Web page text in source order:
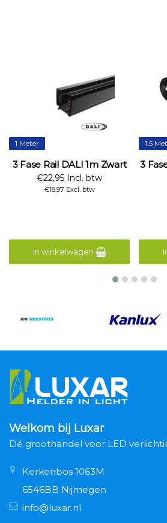
1 Meter
3 Fase Rail DALI 1m Zwart
€22,95 Incl. btw
€18,97 Excl. btw
In winkelwagen
1,5
3
Welkom bij Luxar
Dé groothandel voor LED
Kerkenbos 1063M
6546BB Nijmegen
info@luxar.nl